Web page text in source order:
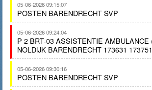
05-06-2026 09:15:07
POSTEN BARENDRECHT SVP
05-06-2026 09:24:04
P 2 BRT-03 ASSISTENTIE AMBULANCE
NOLDIJK BARENDRECHT 173631 173751
05-06-2026 09:30:16
POSTEN BARENDRECHT SVP